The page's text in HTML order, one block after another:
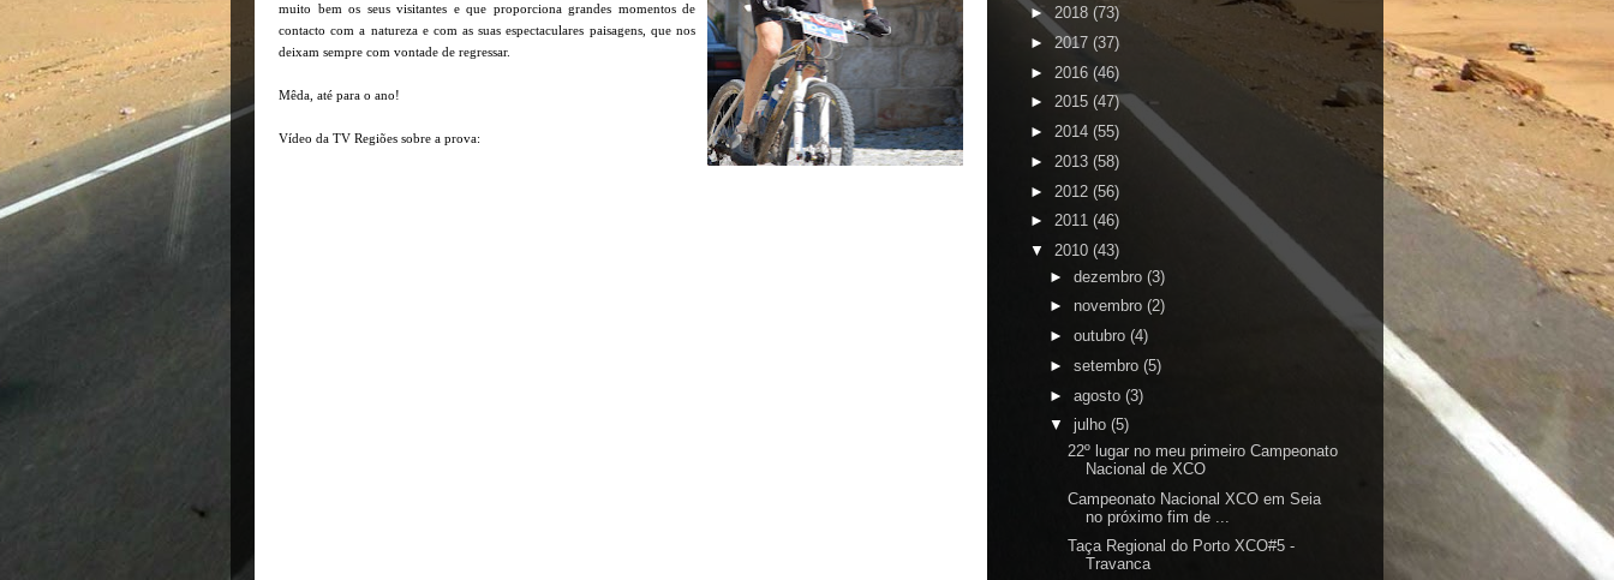
muito bem os seus visitantes e que proporciona grandes momentos de
contacto com a natureza e com as suas espectaculares paisagens, que nos
deixam sempre com vontade de regressar.
Mêda, até para o ano!
Vídeo da TV Regiões sobre a prova:
► 2018 (73)
► 2017 (37)
► 2016 (46)
► 2015 (47)
► 2014 (55)
► 2013 (58)
► 2012 (56)
► 2011 (46)
▼ 2010 (43)
► dezembro (3)
► novembro (2)
► outubro (4)
► setembro (5)
► agosto (3)
▼ julho (5)
22º lugar no meu primeiro Campeonato
Nacional de XCO
Campeonato Nacional XCO em Seia
no próximo fim de ...
Taça Regional do Porto XCO#5 -
Travanca